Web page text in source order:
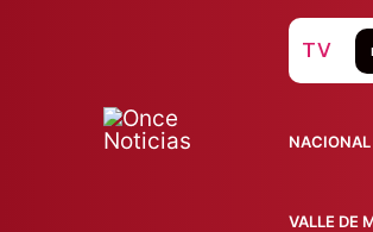
TV
NACIONAL
VALLE DE